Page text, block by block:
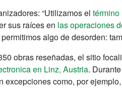
“Utilizamos el
sus raíces en las operaciones
algo de desorden:
obras reseñadas, el sitio
en Linz, Austria.
excepciones como, por